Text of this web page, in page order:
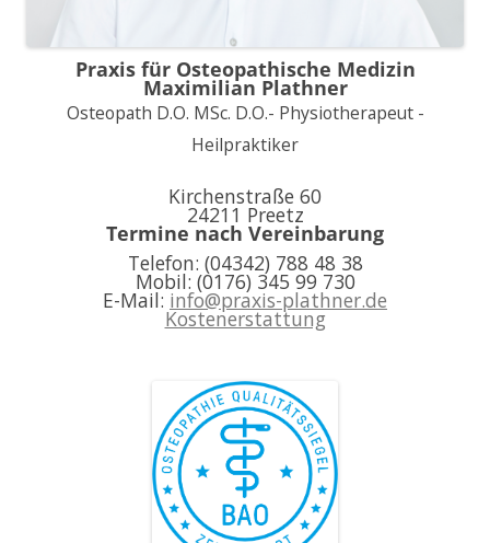
Praxis für Osteopathische Medizin
Maximilian Plathner
Osteopath D.O. MSc. D.O.- Physiotherapeut -
Heilpraktiker
Kirchenstraße 60
24211 Preetz
Termine nach Vereinbarung
Telefon: (04342) 788 48 38
Mobil: (0176) 345 99 730
E-Mail: info@praxis-plathner.de
Kostenerstattung